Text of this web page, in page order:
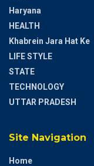
Haryana
HEALTH
Khabrein Jara Hat Ke
LIFE STYLE
STATE
TECHNOLOGY
UTTAR PRADESH
Site Navigation
Home